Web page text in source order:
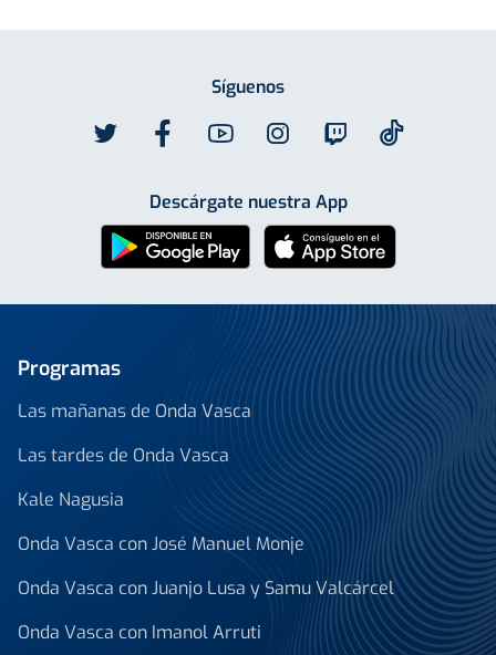
Síguenos
Descárgate nuestra App
Programas
Las mañanas de Onda Vasca
Las tardes de Onda Vasca
Kale Nagusia
Onda Vasca con José Manuel Monje
Onda Vasca con Juanjo Lusa y Samu Valcárcel
Onda Vasca con Imanol Arruti